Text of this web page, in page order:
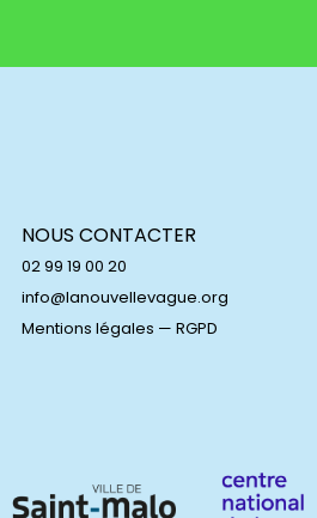
NOUS CONTACTER
02 99 19 00 20
info@lanouvellevague.org
Mentions légales — RGPD